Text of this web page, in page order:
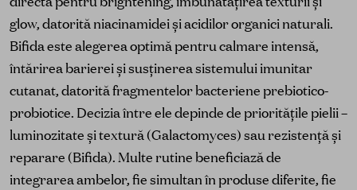
glow, datorită niacinamidei și acidilor organici naturali.
Bifida este alegerea optimă pentru calmare intensă,
întărirea barierei și susținerea sistemului imunitar
cutanat, datorită fragmentelor bacteriene prebiotico-
probiotice. Decizia între ele depinde de prioritățile pielii –
luminozitate și textură (Galactomyces) sau rezistență și
reparare (Bifida). Multe rutine beneficiază de
integrarea ambelor, fie simultan în produse diferite, fie